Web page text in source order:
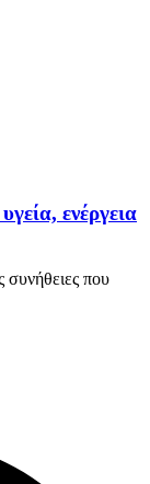
ενέργεια
συνήθειες που